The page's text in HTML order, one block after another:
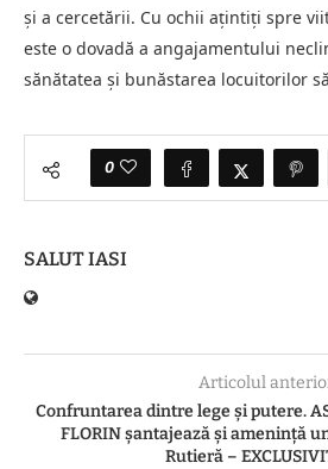
și a cercetării. Cu ochii ațintiți spre
este o dovadă a angajamentului
sănătatea și bunăstarea locuitorilor
0
SALUT IASI
Articolul
Confruntarea dintre lege și putere.
FLORIN șantajează și amenință
Rutieră –